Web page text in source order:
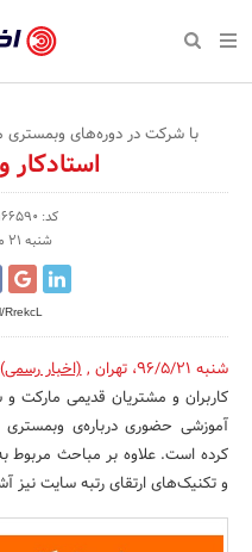
بازگشت
صفحه نخست پایگاه خبری
اقتصادی
اجتماعی
رویداد
با شرکت در دوره‌های وبمستری
کد: 13960520257166590
شنبه 21 مرداد 96، 14:14
شنبه 96/5/21 ،تهران ,(اخبار رسمی)
کاربران و مشتریان قدیمی مارکت و
آموزشی حضوری درباره‌ی
کرده است. علاوه بر مباحث مربوط
و تکنیک‌های ارتقای رتبه سایت نیز